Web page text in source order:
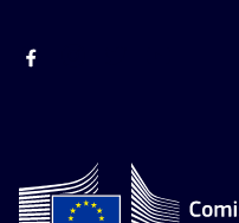
Facebook